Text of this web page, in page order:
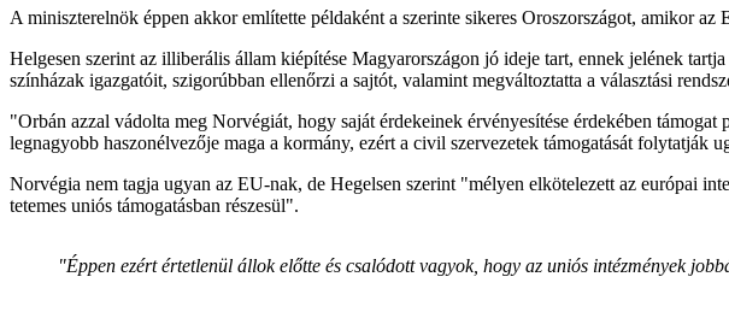
A miniszterelnök éppen akkor említette példaként a szerinte sikeres Oroszországot, amikor
Helgesen szerint az illiberális állam kiépítése Magyarországon jó ideje tart, ennek jelének
színházak igazgatóit, szigorúbban ellenőrzi a sajtót, valamint megváltoztatta a választási
"Orbán azzal vádolta meg Norvégiát, hogy saját érdekeinek érvényesítése érdekében
legnagyobb haszonélvezője maga a kormány, ezért a civil szervezetek támogatását folytatják
Norvégia nem tagja ugyan az EU-nak, de Hegelsen szerint "mélyen elkötelezett az európai
tetemes uniós támogatásban részesül".
"Éppen ezért értetlenül állok előtte és csalódott vagyok, hogy az uniós intézmények